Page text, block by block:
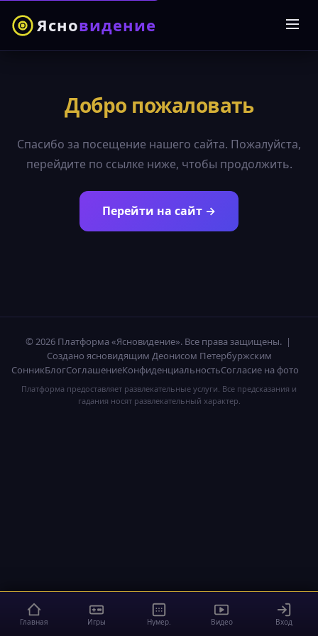
Ясновидение
Добро пожаловать
Спасибо за посещение нашего сайта. Пожалуйста,
перейдите по ссылке ниже, чтобы продолжить.
Перейти на сайт →
© 2026 Платформа «Ясновидение». Все права защищены. |
Создано ясновидящим Деонисом Петербуржским
СонникБлогСоглашениеКонфиденциальностьСогласие на фото
Платформа предоставляет развлекательные услуги. Все предсказания и
гадания носят развлекательный характер.
Главная Игры Нумер. Видео Вход